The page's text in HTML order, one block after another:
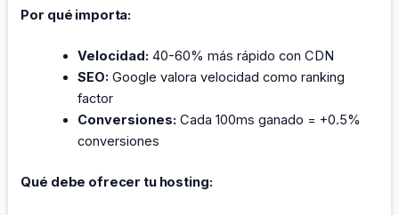
Por qué importa:
Velocidad: 40-60% más rápido con CDN
SEO: Google valora velocidad como ranking
factor
Conversiones: Cada 100ms ganado = +0.5%
conversiones
Qué debe ofrecer tu hosting: